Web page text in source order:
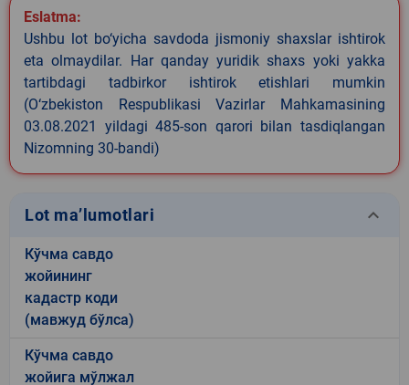
Eslatma:
Ushbu lot bo‘yicha savdoda jismoniy shaxslar ishtirok
eta olmaydilar. Har qanday yuridik shaxs yoki yakka
tartibdagi tadbirkor ishtirok etishlari mumkin
(O‘zbekiston Respublikasi Vazirlar Mahkamasining
03.08.2021 yildagi 485-son qarori bilan tasdiqlangan
Nizomning 30-bandi)
Lot ma’lumotlari keyboard_arrow_down
Кўчма савдо
жойининг
кадастр коди
(мавжуд бўлса)
Кўчма савдо
жойига мўлжал